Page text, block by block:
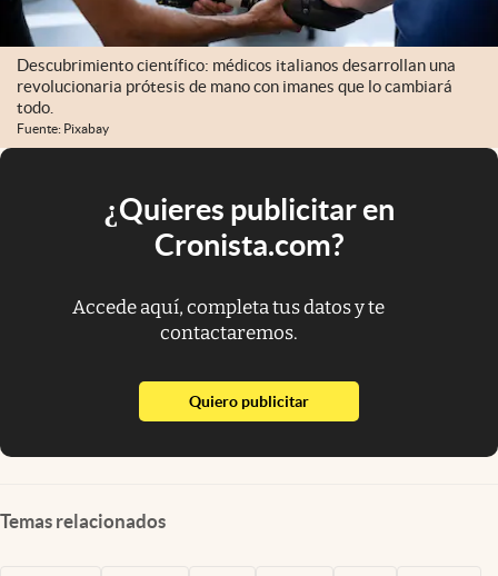
Descubrimiento científico: médicos italianos desarrollan una
revolucionaria prótesis de mano con imanes que lo cambiará
todo.
Fuente: Pixabay
¿Quieres publicitar en
Cronista.com?
Accede aquí, completa tus datos y te
contactaremos.
Quiero publicitarabre en nueva pestaña
Temas relacionados